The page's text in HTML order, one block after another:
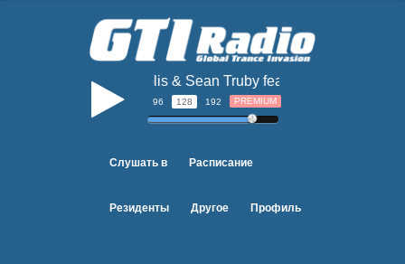
Solis & Sean Truby feat Sue McLaren -
b 96 128 192 PREMIUM
Слушать в Расписание
Резиденты Другое Профиль